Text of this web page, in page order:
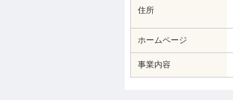
住所
ホームページ
事業内容